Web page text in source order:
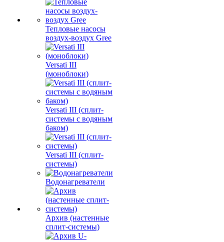
Тепловые насосы
воздух-воздух Gree
Versati III
(моноблоки)
Versati III (сплит-
системы с водяным
баком)
Versati III (сплит-
системы)
Водонагреватели
Архив (настенные
сплит-системы)